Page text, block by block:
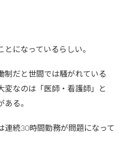
とになっているらしい。
制だと世間では騒がれている
変なのは「医師・看護師」と
ある。
連続30時間勤務が問題になって